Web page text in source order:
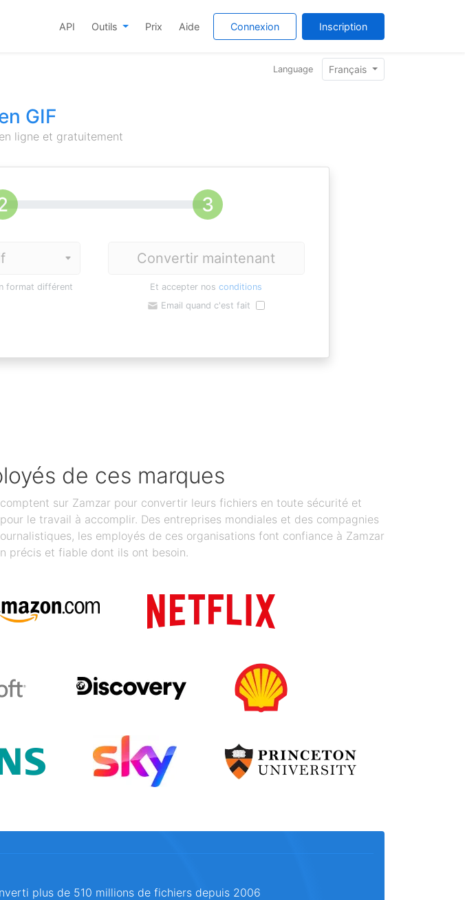
API Outils Prix Aide Connexion Inscription
Language Français
GIF
ligne et gratuitement
format différent
Convertir maintenant
Et accepter nosconditions
Email quand c'est fait
de ces marques
sur Zamzar pour convertir leurs fichiers en toute sécurité et
le travail à accomplir. Des entreprises mondiales et des compagnies
les employés de ces organisations font confiance à Zamzar
précis et fiable dont ils ont besoin.
plus de 510 millions de fichiers depuis 2006